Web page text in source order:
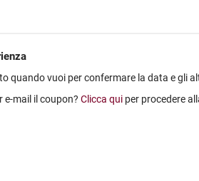
quando vuoi per confermare la data e gli
e-mail il coupon? Clicca qui per procedere